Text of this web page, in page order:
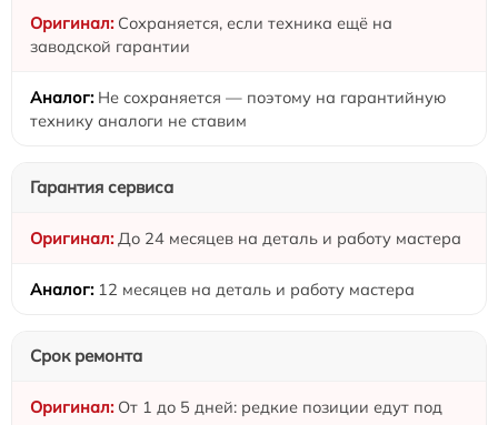
Сохраняется, если техника ещё на
заводской гарантии
Не сохраняется — поэтому на гарантийную
технику аналоги не ставим
Гарантия сервиса
До 24 месяцев на деталь и работу мастера
12 месяцев на деталь и работу мастера
Срок ремонта
От 1 до 5 дней: редкие позиции едут под